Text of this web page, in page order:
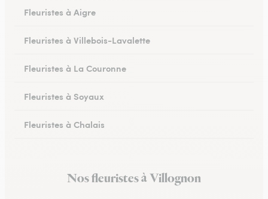
Fleuristes à Aigre
Fleuristes à Villebois-Lavalette
Fleuristes à La Couronne
Fleuristes à Soyaux
Fleuristes à Chalais
Fleuristes à Ruelle-sur-Touvre
Nos fleuristes à Villognon